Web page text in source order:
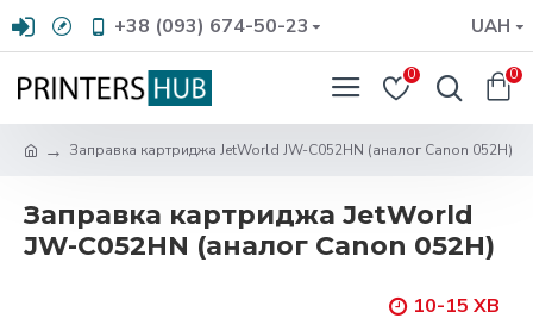
+38 (093) 674-50-23 UAH
0 0
Заправка картриджа JetWorld JW-C052HN (аналог Canon 052H)
Заправка картриджа JetWorld
JW-C052HN (аналог Canon 052H)
10-15 ХВ